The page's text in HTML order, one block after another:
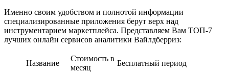
Именно своим удобством и полнотой информации
специализированные приложения берут верх над
инструментарием маркетплейса. Представляем Вам ТОП-7
лучших онлайн сервисов аналитики Вайлдберриз:
Название
Стоимость в
месяц
Бесплатный период